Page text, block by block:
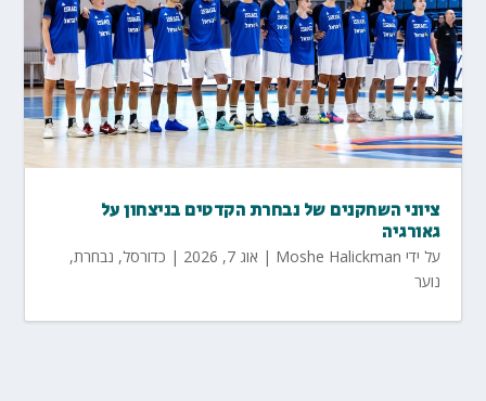
ציוני השחקנים של נבחרת הקדטים בניצחון על
גאורגיה
על ידי Moshe Halickman
| אוג 7, 2026 | כדורסל, נבחרת,
נוער